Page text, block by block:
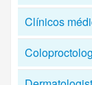
Clínicos